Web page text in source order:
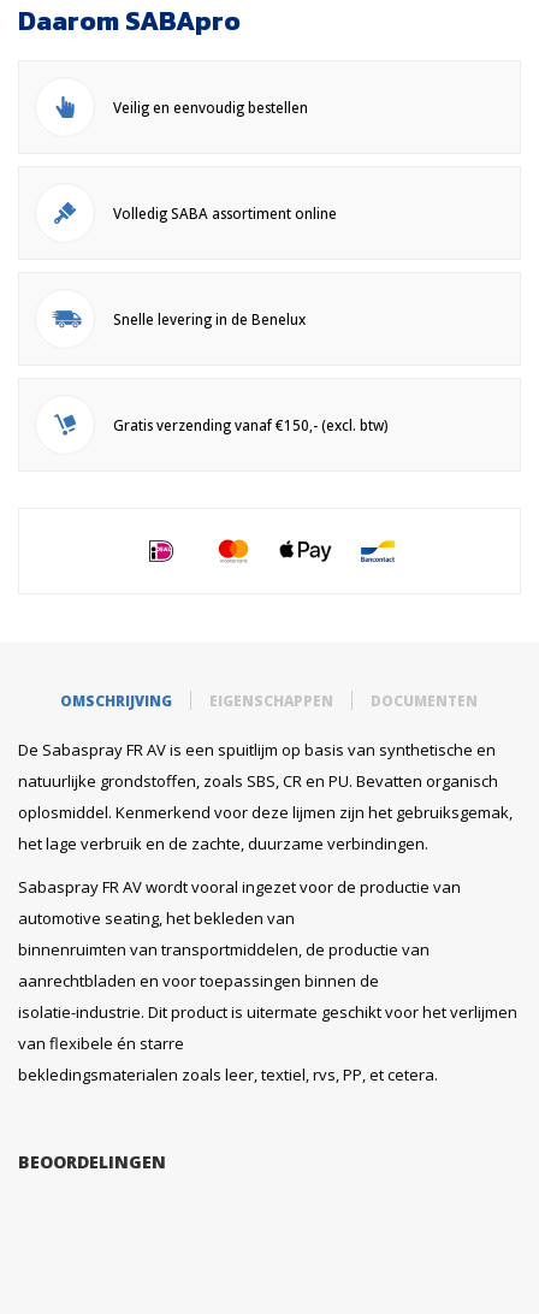
Daarom SABApro
Veilig en eenvoudig bestellen
Volledig SABA assortiment online
Snelle levering in de Benelux
Gratis verzending vanaf €150,- (excl. btw)
OMSCHRIJVING EIGENSCHAPPEN DOCUMENTEN
De Sabaspray FR AV is een spuitlijm op basis van synthetische en
natuurlijke grondstoffen, zoals SBS, CR en PU. Bevatten organisch
oplosmiddel. Kenmerkend voor deze lijmen zijn het gebruiksgemak,
het lage verbruik en de zachte, duurzame verbindingen.
Sabaspray FR AV wordt vooral ingezet voor de productie van
automotive seating, het bekleden van
binnenruimten van transportmiddelen, de productie van
aanrechtbladen en voor toepassingen binnen de
isolatie-industrie. Dit product is uitermate geschikt voor het verlijmen
van flexibele én starre
bekledingsmaterialen zoals leer, textiel, rvs, PP, et cetera.
BEOORDELINGEN